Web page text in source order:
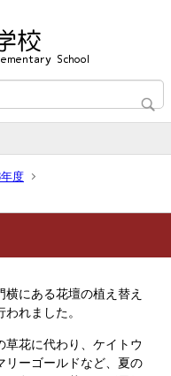
度
横にある花壇の植え替え
われました。
草花に代わり、ケイトウ
リーゴールドなど、夏の